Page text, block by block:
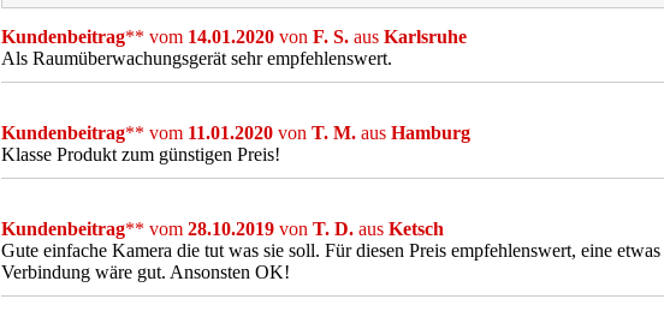
Kundenbeitrag** vom 14.01.2020 von F. S. aus Karlsruhe
Als Raumüberwachungsgerät sehr empfehlenswert.
Kundenbeitrag** vom 11.01.2020 von T. M. aus Hamburg
Klasse Produkt zum günstigen Preis!
Kundenbeitrag** vom 28.10.2019 von T. D. aus Ketsch
Gute einfache Kamera die tut was sie soll. Für diesen Preis empfehlenswert, eine
Verbindung wäre gut. Ansonsten OK!